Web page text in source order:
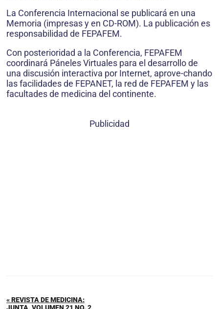
La Conferencia Internacional se publicará en una
Memoria (impresas y en CD-ROM). La publicación es
responsabilidad de FEPAFEM.
Con posterioridad a la Conferencia, FEPAFEM
coordinará Páneles Virtuales para el desarrollo de
una discusión interactiva por Internet, aprove-chando
las facilidades de FEPANET, la red de FEPAFEM y las
facultades de medicina del continente.
Publicidad
« REVISTA DE MEDICINA: